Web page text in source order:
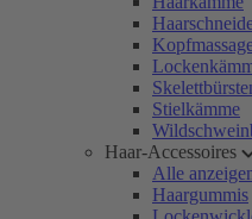
Stielkämme
Haar-Accessoires
Alle
Haargummis